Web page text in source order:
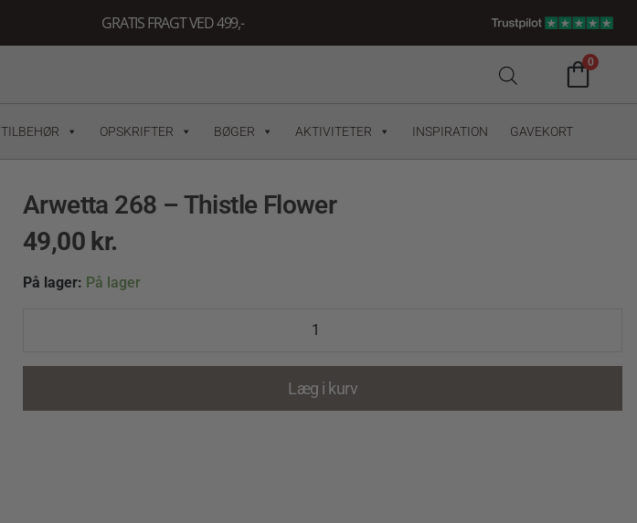
GRATIS FRAGT VED 499,-
0
TILBEHØR OPSKRIFTER BØGER AKTIVITETER INSPIRATION GAVEKORT
Arwetta 268 – Thistle Flower
49,00 kr.
På lager: På lager
Arwetta
Flower
Læg i kurv